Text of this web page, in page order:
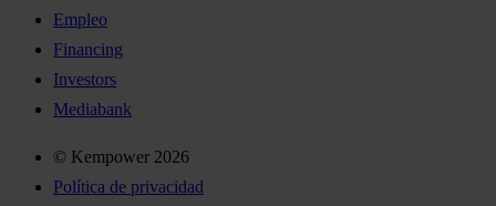
Empleo
Financing
Investors
Mediabank
© Kempower 2026
Política de privacidad